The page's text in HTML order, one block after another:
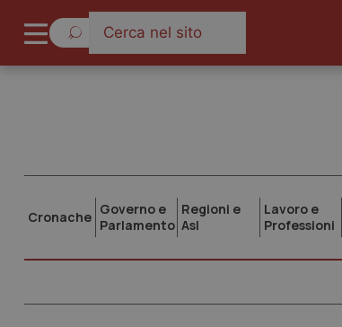
Cronache Governo e
Parlamento
Regioni e
Asl
Lavoro e
Professioni